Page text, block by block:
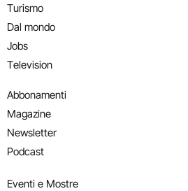
Turismo
Dal mondo
Jobs
Television
Abbonamenti
Magazine
Newsletter
Podcast
Eventi e Mostre